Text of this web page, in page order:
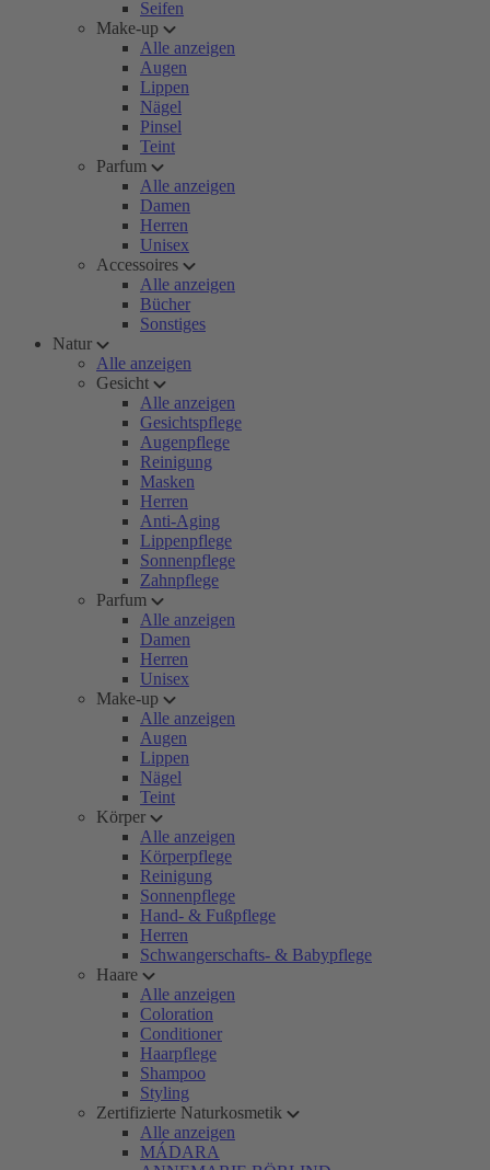
Seifen
Make-up
Alle anzeigen
Augen
Lippen
Nägel
Pinsel
Teint
Parfum
Alle anzeigen
Damen
Herren
Unisex
Accessoires
Alle anzeigen
Bücher
Sonstiges
Natur
Alle anzeigen
Gesicht
Alle anzeigen
Gesichtspflege
Augenpflege
Reinigung
Masken
Herren
Anti-Aging
Lippenpflege
Sonnenpflege
Zahnpflege
Parfum
Alle anzeigen
Damen
Herren
Unisex
Make-up
Alle anzeigen
Augen
Lippen
Nägel
Teint
Körper
Alle anzeigen
Körperpflege
Reinigung
Sonnenpflege
Hand- & Fußpflege
Herren
Schwangerschafts- & Babypflege
Haare
Alle anzeigen
Coloration
Conditioner
Haarpflege
Shampoo
Styling
Zertifizierte Naturkosmetik
Alle anzeigen
MÁDARA